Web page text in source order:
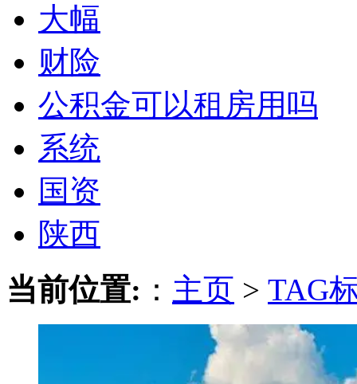
大幅
财险
公积金可以租房用吗
系统
国资
陕西
当前位置: ： 主页 > TAG